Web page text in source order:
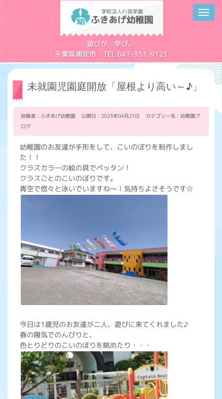
遊びが、学び。
千葉県浦安市 TEL 047-351-9121
未就園児園庭開放「屋根より高い～♪」
投稿者：ふきあげ幼稚園 公開日：2023年04月21日 カテゴリー名： 幼稚園ブ
ログ
幼稚園のお友達が手形をして、こいのぼりを制作しまし
た！！
クラスカラーの絵の具でペッタン！
クラスごとのこいのぼりです。
青空で悠々と泳いでいますね～！気持ちよさそうです☆
今日は1歳児のお友達が二人、遊びに来てくれました♪
春の陽気でのんびりと、
色とりどりのこいのぼりを眺めたり・・・